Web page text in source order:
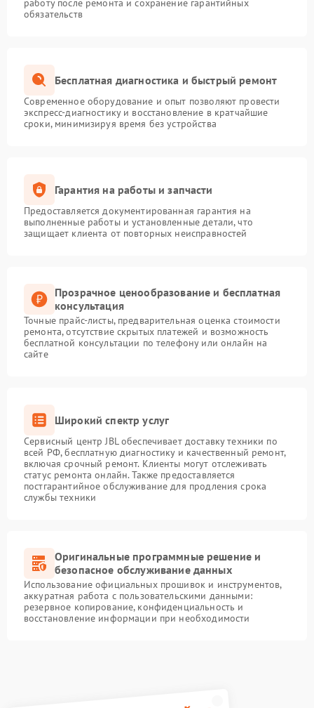
работу после ремонта и сохранение гарантийных
обязательств
Бесплатная диагностика и быстрый ремонт
Современное оборудование и опыт позволяют провести
экспресс-диагностику и восстановление в кратчайшие
сроки, минимизируя время без устройства
Гарантия на работы и запчасти
Предоставляется документированная гарантия на
выполненные работы и установленные детали, что
защищает клиента от повторных неисправностей
Прозрачное ценообразование и бесплатная
консультация
Точные прайс-листы, предварительная оценка стоимости
ремонта, отсутствие скрытых платежей и возможность
бесплатной консультации по телефону или онлайн на
сайте
Широкий спектр услуг
Сервисный центр JBL обеспечивает доставку техники по
всей РФ, бесплатную диагностику и качественный ремонт,
включая срочный ремонт. Клиенты могут отслеживать
статус ремонта онлайн. Также предоставляется
постгарантийное обслуживание для продления срока
службы техники
Оригинальные программные решение и
безопасное обслуживание данных
Использование официальных прошивок и инструментов,
аккуратная работа с пользовательскими данными:
резервное копирование, конфиденциальность и
восстановление информации при необходимости